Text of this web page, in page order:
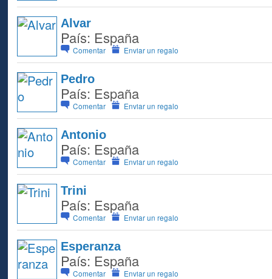
Alvar
País: España
Comentar Enviar un regalo
Pedro
País: España
Comentar Enviar un regalo
Antonio
País: España
Comentar Enviar un regalo
Trini
País: España
Comentar Enviar un regalo
Esperanza
País: España
Comentar Enviar un regalo